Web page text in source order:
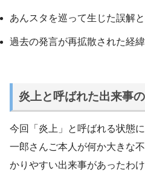
あんスタを巡って生じた誤解
過去の発言が再拡散された経緯
炎上と呼ばれた出来事
今回「炎上」と呼ばれる状態
一郎さんご本人が何か大きな
かりやすい出来事があったわ